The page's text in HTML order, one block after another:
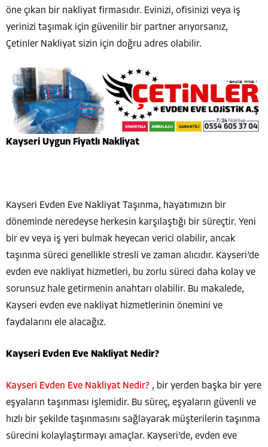
öne çıkan bir nakliyat firmasıdır. Evinizi, ofisinizi veya iş
yerinizi taşımak için güvenilir bir partner arıyorsanız,
Çetinler Nakliyat sizin için doğru adres olabilir.
Kayseri Uygun Fiyatlı Nakliyat
Kayseri Evden Eve Nakliyat Taşınma, hayatımızın bir
döneminde neredeyse herkesin karşılaştığı bir süreçtir. Yeni
bir ev veya iş yeri bulmak heyecan verici olabilir, ancak
taşınma süreci genellikle stresli ve zaman alıcıdır. Kayseri’de
evden eve nakliyat hizmetleri, bu zorlu süreci daha kolay ve
sorunsuz hale getirmenin anahtarı olabilir. Bu makalede,
Kayseri evden eve nakliyat hizmetlerinin önemini ve
faydalarını ele alacağız.
Kayseri Evden Eve Nakliyat Nedir?
Kayseri Evden Eve Nakliyat Nedir? , bir yerden başka bir yere
eşyaların taşınması işlemidir. Bu süreç, eşyaların güvenli ve
hızlı bir şekilde taşınmasını sağlayarak müşterilerin taşınma
sürecini kolaylaştırmayı amaçlar. Kayseri’de, evden eve